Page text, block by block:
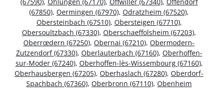
(67850), Oermingen (67970), Odratzheim (67520),
Obersteinbach (67510), Obersteigen (67710),
Obersoultzbach (67330), Oberschaeffolsheim (67203),
Oberrœdern (67250), Obernai (67210), Obermodern-
Zutzendorf (67330), Oberlauterbach (67160), Oberhoffen-
sur-Moder (67240), Oberhoffen-lès-Wissembourg (67160),
Oberhausbergen (67205), Oberhaslach (67280), Oberdorf-
Spachbach (67360), Oberbronn (67110), Obenheim